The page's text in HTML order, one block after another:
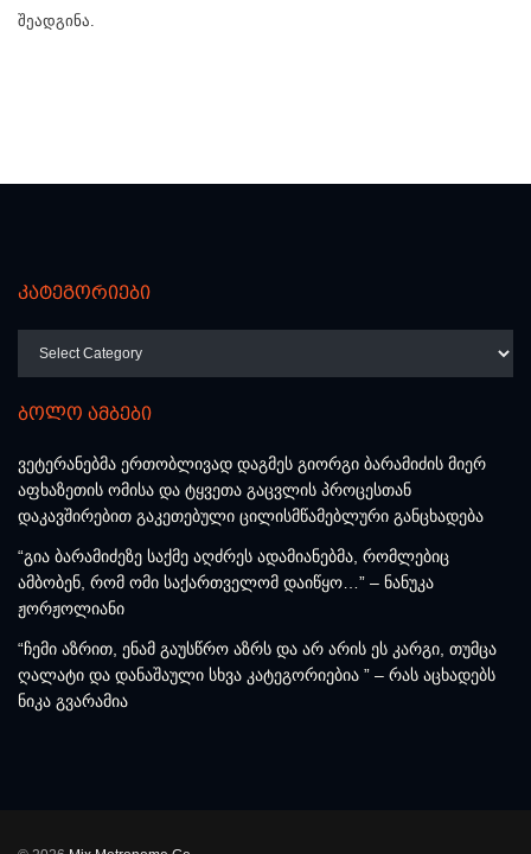
შეადგინა.
კატეგორიები
ბოლო ამბები
ვეტერანებმა ერთობლივად დაგმეს გიორგი ბარამიძის მიერ
აფხაზეთის ომისა და ტყვეთა გაცვლის პროცესთან
დაკავშირებით გაკეთებული ცილისმწამებლური განცხადება
“გია ბარამიძეზე საქმე აღძრეს ადამიანებმა, რომლებიც
ამბობენ, რომ ომი საქართველომ დაიწყო…” – ნანუკა
ჟორჟოლიანი
“ჩემი აზრით, ენამ გაუსწრო აზრს და არ არის ეს კარგი, თუმცა
ღალატი და დანაშაული სხვა კატეგორიებია ” – რას აცხადებს
ნიკა გვარამია